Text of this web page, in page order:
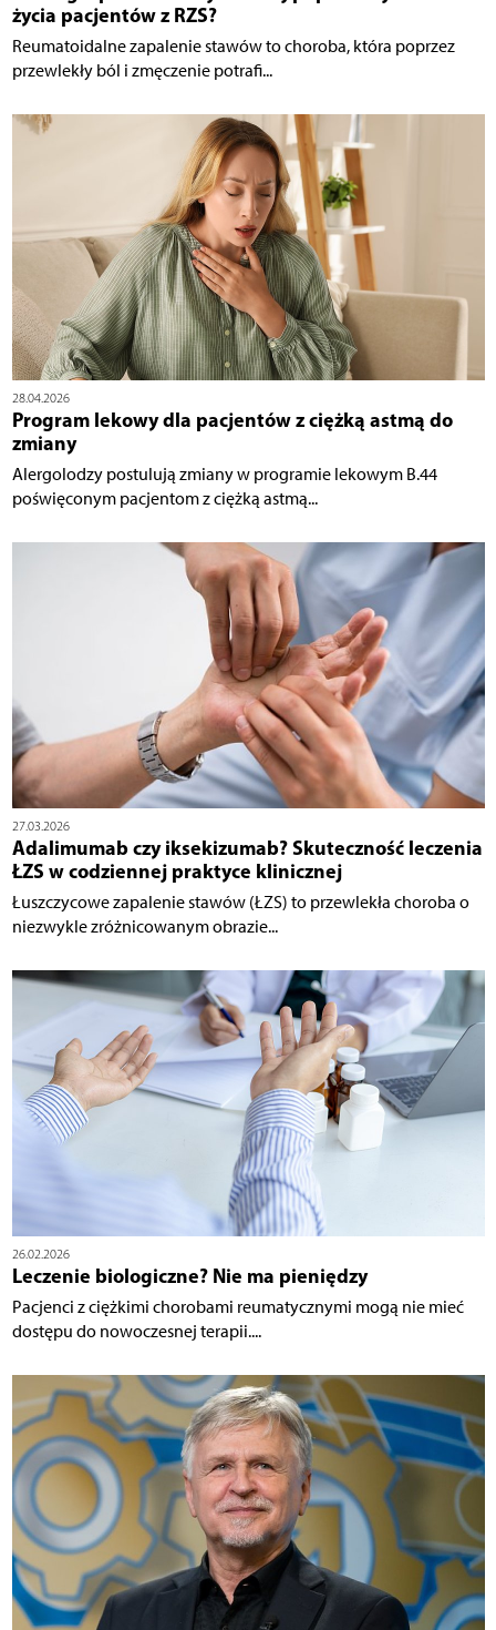
życia pacjentów z RZS?
Reumatoidalne zapalenie stawów to choroba, która poprzez
przewlekły ból i zmęczenie potrafi...
28.04.2026
Program lekowy dla pacjentów z ciężką astmą do
zmiany
Alergolodzy postulują zmiany w programie lekowym B.44
poświęconym pacjentom z ciężką astmą...
27.03.2026
Adalimumab czy iksekizumab? Skuteczność leczenia
ŁZS w codziennej praktyce klinicznej
Łuszczycowe zapalenie stawów (ŁZS) to przewlekła choroba o
niezwykle zróżnicowanym obrazie...
26.02.2026
Leczenie biologiczne? Nie ma pieniędzy
Pacjenci z ciężkimi chorobami reumatycznymi mogą nie mieć
dostępu do nowoczesnej terapii....